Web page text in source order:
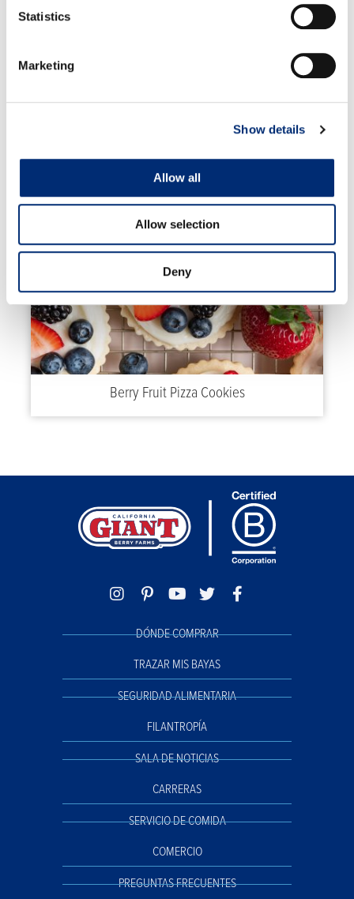
Statistics
Marketing
Show details
Allow all
Allow selection
Deny
High Protein Crepes with Strawberries and
Berry Fruit Pizza Cookies
DÓNDE COMPRAR
TRAZAR MIS BAYAS
SEGURIDAD ALIMENTARIA
FILANTROPÍA
SALA DE NOTICIAS
CARRERAS
SERVICIO DE COMIDA
COMERCIO
PREGUNTAS FRECUENTES